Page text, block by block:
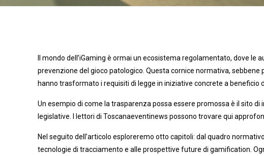
Il mondo dell’iGaming è ormai un ecosistema regolamentato, dove
prevenzione del gioco patologico. Questa cornice normativa,
hanno trasformato i requisiti di legge in iniziative concrete a beneficio
Un esempio di come la trasparenza possa essere promossa è il sito di
legislative. I lettori di Toscanaeventinews possono trovare qui
Nel seguito dell’articolo esploreremo otto capitoli: dal quadro
tecnologie di tracciamento e alle prospettive future di gamification.